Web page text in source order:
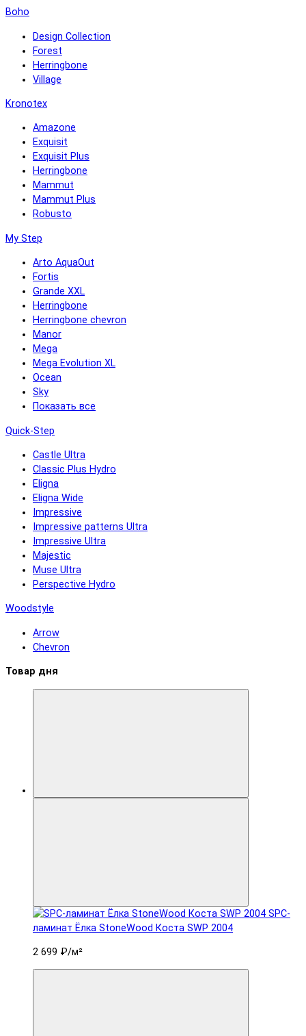
Boho
Design Collection
Forest
Herringbone
Village
Kronotex
Amazone
Exquisit
Exquisit Plus
Herringbone
Mammut
Mammut Plus
Robusto
My Step
Arto AquaOut
Fortis
Grande XXL
Herringbone
Herringbone chevron
Manor
Mega
Mega Evolution XL
Ocean
Sky
Показать все
Quick-Step
Castle Ultra
Classic Plus Hydro
Eligna
Eligna Wide
Impressive
Impressive patterns Ultra
Impressive Ultra
Majestic
Muse Ultra
Perspective Hydro
Woodstyle
Arrow
Chevron
Товар дня
SPC-
ламинат Ëлка StoneWood Коста SWP 2004
2 699 ₽/м²